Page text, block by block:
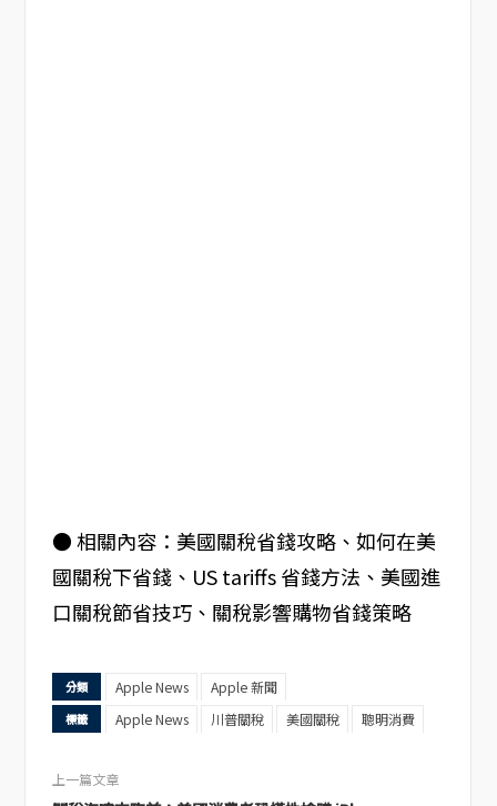
● 相關內容：美國關稅省錢攻略、如何在美
國關稅下省錢、US tariffs 省錢方法、美國進
口關稅節省技巧、關稅影響購物省錢策略
分類 Apple News Apple 新聞
標籤 Apple News 川普關稅 美國關稅 聰明消費
上一篇文章